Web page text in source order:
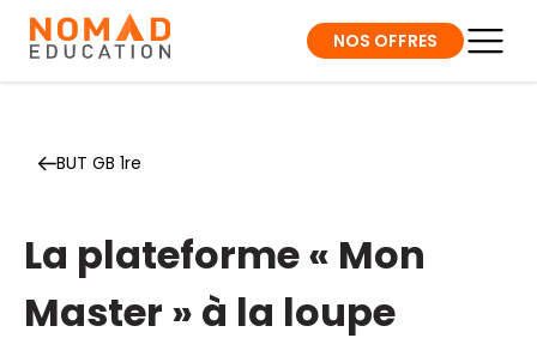
NOS OFFRES
BUT GB 1re
La plateforme « Mon
Master » à la loupe